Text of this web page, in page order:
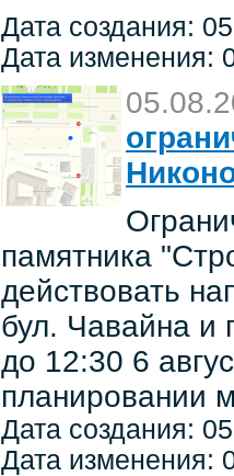
Дата создания:
Дата изменения:
памятника
действовать
бул. Чавайна и
до 12:30 6
планировании
Дата создания:
Дата изменения: